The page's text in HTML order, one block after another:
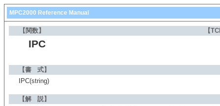
MPC2000 Reference Manual
【関数】 【
IPC
【書 式】
IPC(string)
【解 説】